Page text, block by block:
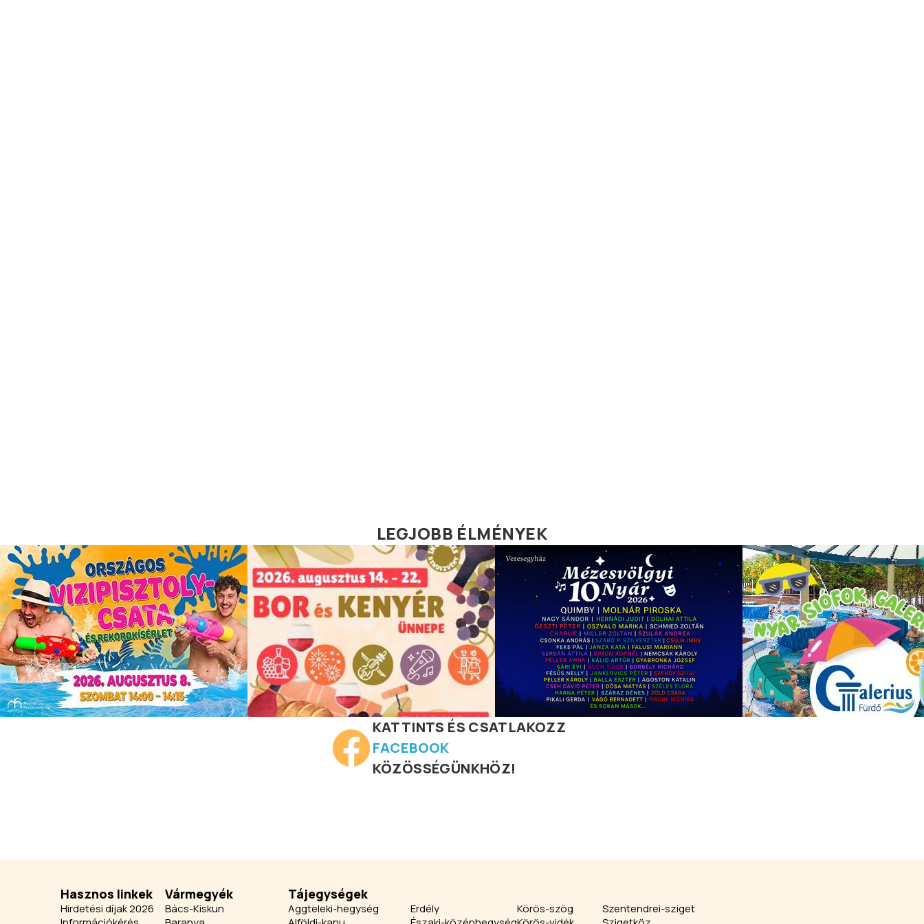
LEGJOBB ÉLMÉNYEK
KATTINTS ÉS CSATLAKOZZ
FACEBOOK
KÖZÖSSÉGÜNKHÖZ!
Hasznos linkek
Hirdetési díjak 2026
Vármegyék
Bács-Kiskun
Tájegységek
Aggteleki-hegység
Erdély
Körös-szög
Szentendrei-sziget